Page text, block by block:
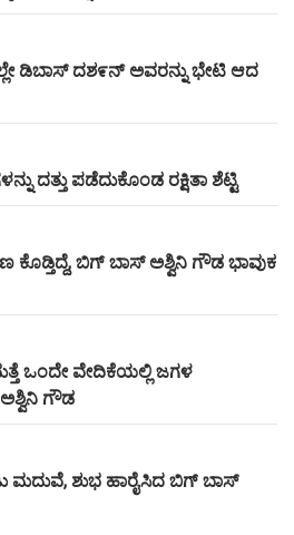
ಡಿಬಾಸ್ ದಶ೯ನ್ ಅವರನ್ನು ಭೇಟಿ ಆದ
ದತ್ತು ಪಡೆದುಕೊಂಡ ರಕ್ಷಿತಾ ಶೆಟ್ಟಿ
ಕೊಡ್ತಿದ್ದೆ, ಬಿಗ್ ಬಾಸ್ ಅಶ್ವಿನಿ ಗೌಡ ಭಾವುಕ
ಒಂದೇ ವೇದಿಕೆಯಲ್ಲಿ ಜಗಳ
ಅಶ್ವಿನಿ ಗೌಡ
ಮದುವೆ, ಶುಭ ಹಾರೈಸಿದ ಬಿಗ್ ಬಾಸ್